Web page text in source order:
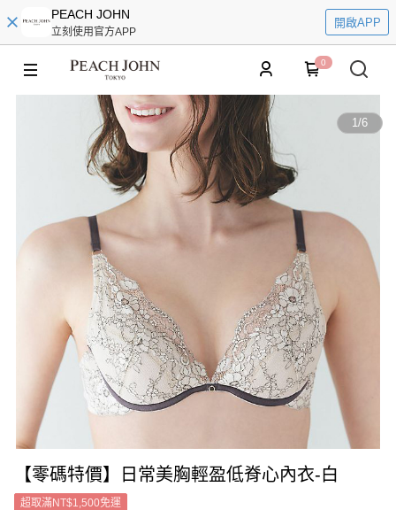
PEACH JOHN
立刻使用官方APP
開啟APP
0
1/6
【零碼特價】日常美胸輕盈低脊心內衣-白
超取滿NT$1,500免運